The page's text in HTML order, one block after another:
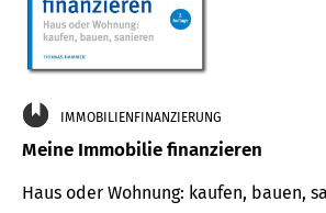
IMMOBILIENFINANZIERUNG
Meine Immobilie finanzieren
Haus oder Wohnung: kaufen, bauen,